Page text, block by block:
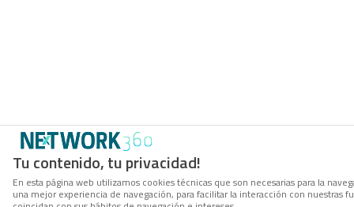
Tu contenido, tu privacidad!
En esta página web utilizamos cookies técnicas que son necesarias para la
una mejor experiencia de navegación, para facilitar la interacción con